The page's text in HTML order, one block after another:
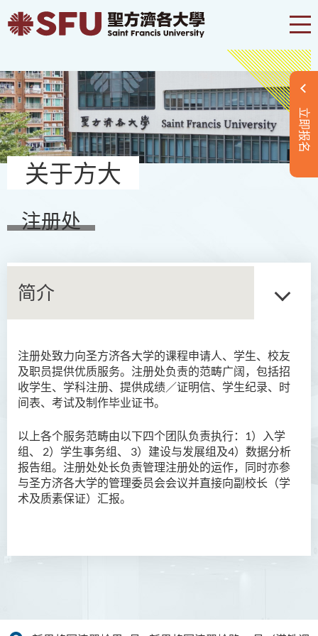
立即报名
关于方大
注册处
简介
注册处致力向圣方济各大学的课程申请人、学生、校友
及职员提供优质服务。注册处负责的范畴广阔，包括招
收学生、学科注册、提供成绩／证明信、学生纪录、时
间表、考试及制作毕业证书。
以上各个服务范畴由以下四个团队负责执行：1）入学
组、 2）学生事务组、 3）建设与发展组及4）数据分析
报告组。注册处处长负责管理注册处的运作，同时亦参
与圣方济各大学的管理委员会会议并直接向副校长（学
术及质素保证） 汇报。
简介
职能
课室借用系统
表格下载